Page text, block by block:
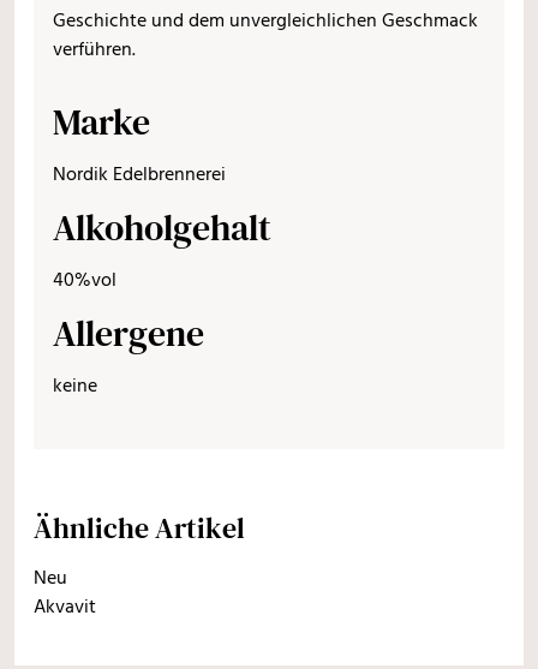
Geschichte und dem unvergleichlichen Geschmack
verführen.
Marke
Nordik Edelbrennerei
Alkoholgehalt
40%vol
Allergene
keine
Ähnliche Artikel
Neu
Akvavit